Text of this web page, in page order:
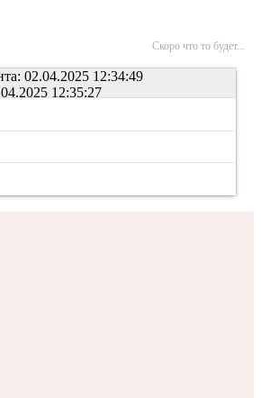
Скоро что то будет...
02.04.2025 12:34:49
12:35:27